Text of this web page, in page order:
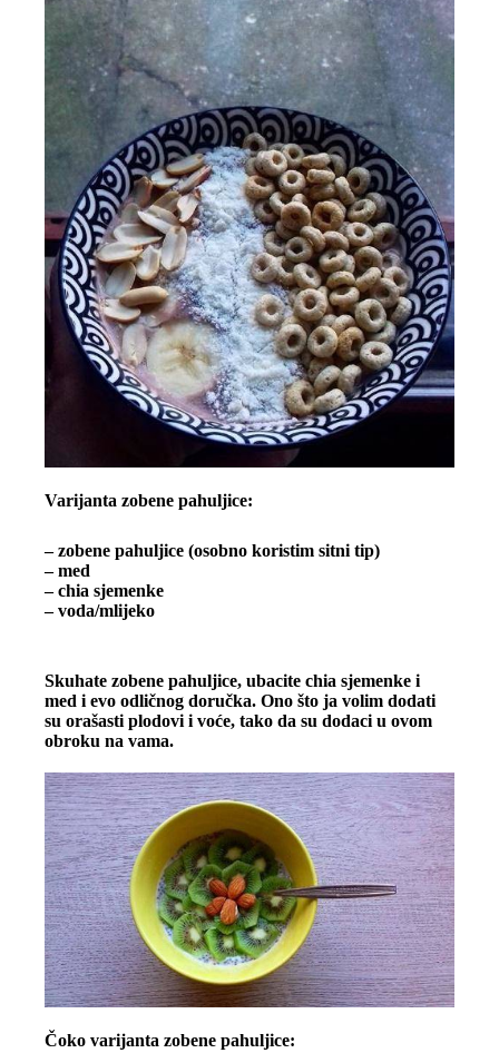
Varijanta zobene pahuljice:
– zobene pahuljice (osobno koristim sitni tip)
– med
– chia sjemenke
– voda/mlijeko
Skuhate zobene pahuljice, ubacite chia sjemenke i
med i evo odličnog doručka. Ono što ja volim dodati
su orašasti plodovi i voće, tako da su dodaci u ovom
obroku na vama.
Čoko varijanta zobene pahuljice: